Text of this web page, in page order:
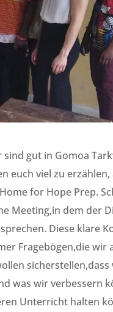
sind gut in Gomoa
euch viel zu
for Hope Prep.
Meeting,in dem der
Diese klare
Fragebögen,die wir
was wir verbessern
Unterricht halten